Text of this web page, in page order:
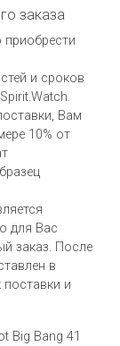
заказа
приобрести
и сроков
Вам
10% от
для Вас
заказ. После
в
и
Big Bang 41